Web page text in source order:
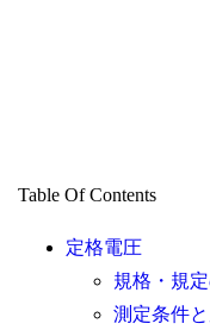
Table Of Contents
定格電圧
規格・規
測定条件